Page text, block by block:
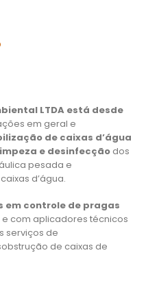
LTDA está desde
em geral e
de caixas d’água
e desinfecção dos
pesada e
d’água.
em controle de pragas
e com aplicadores técnicos
serviços de
de caixas de